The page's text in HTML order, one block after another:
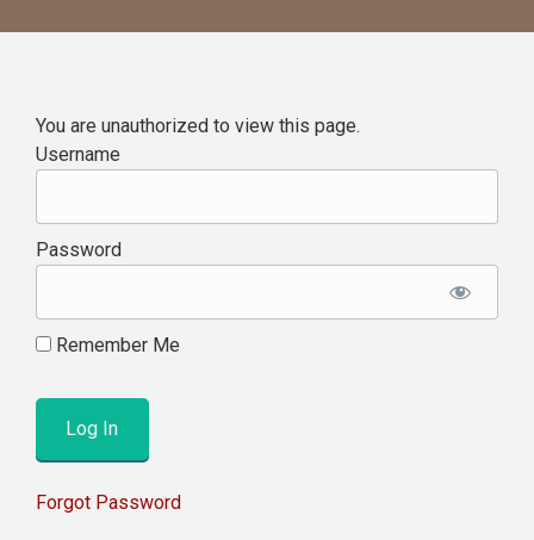
You are unauthorized to view this page.
Username
Password
Remember Me
Forgot Password